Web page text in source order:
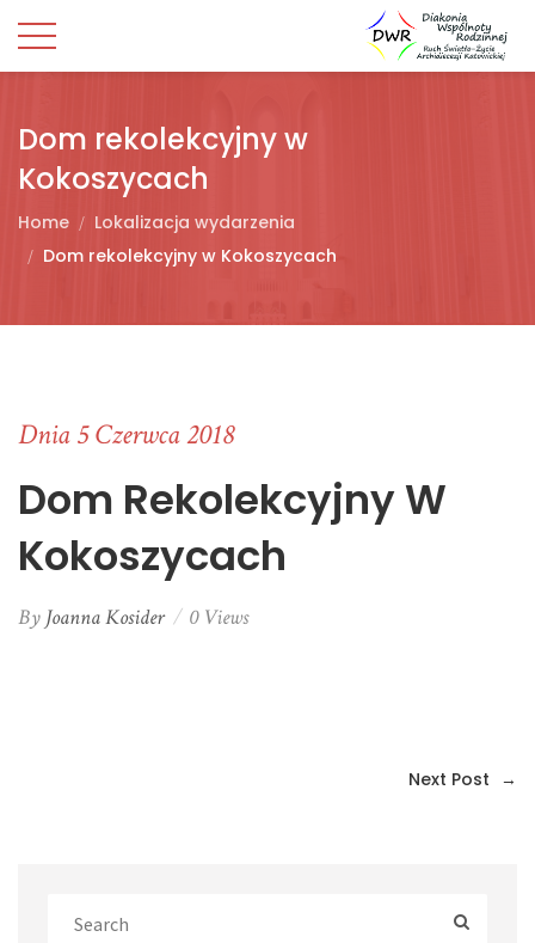
Dom rekolekcyjny w
Kokoszycach
Home
Lokalizacja wydarzenia
Dom rekolekcyjny w Kokoszycach
Dnia 5 Czerwca 2018
Dom Rekolekcyjny W
Kokoszycach
By Joanna Kosider 0 Views
Next Post →